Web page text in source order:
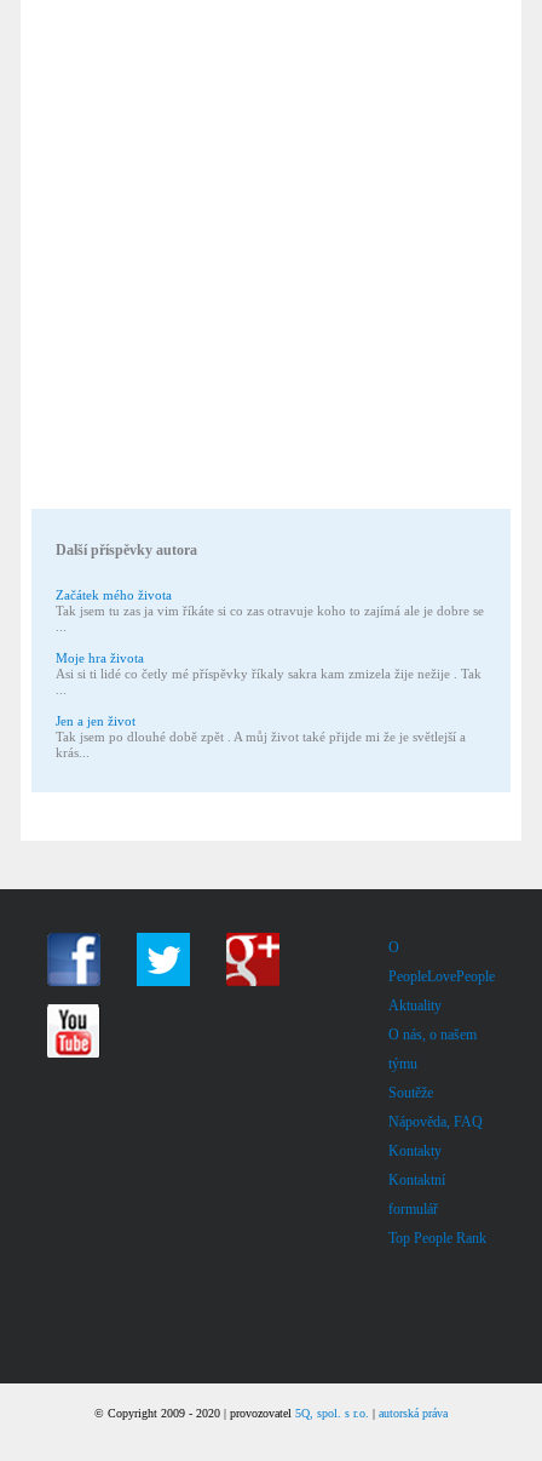
Další příspěvky autora
Začátek mého života
Tak jsem tu zas ja vim říkáte si co zas otravuje koho to zajímá ale je dobre se
...
Moje hra života
Asi si ti lidé co četly mé příspěvky říkaly sakra kam zmizela žije nežije . Tak
...
Jen a jen život
Tak jsem po dlouhé době zpět . A můj život také přijde mi že je světlejší a
krás...
O
PeopleLovePeople
Aktuality
O nás, o našem
týmu
Soutěže
Nápověda, FAQ
Kontakty
Kontaktní
formulář
Top People Rank
© Copyright 2009 - 2020 | provozovatel 5Q, spol. s r.o. autorská práva